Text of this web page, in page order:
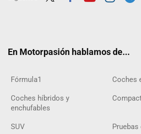
En Motorpasión hablamos de...
Fórmula1 Coches
Coches híbridos y
enchufables
SUV